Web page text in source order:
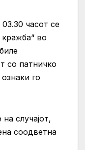
часот се
во
со патничко
го
случајот,
соодветна